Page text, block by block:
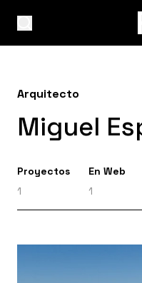
Arquitecto
Miguel
Proyectos
1
En Web
1